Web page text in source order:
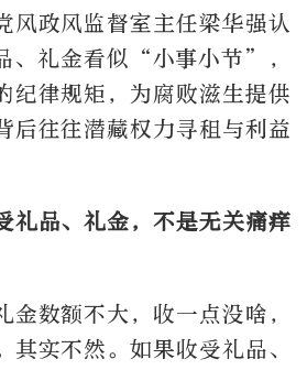
风政风监督室主任梁华强认
、礼金看似“小事小节”，
纪律规矩，为腐败滋生提供
后往往潜藏权力寻租与利益
礼品、礼金，不是无关痛痒
金数额不大，收一点没啥，
其实不然。如果收受礼品、